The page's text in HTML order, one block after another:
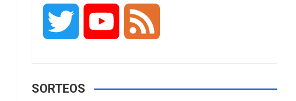
a n
i u e
SORTEOS